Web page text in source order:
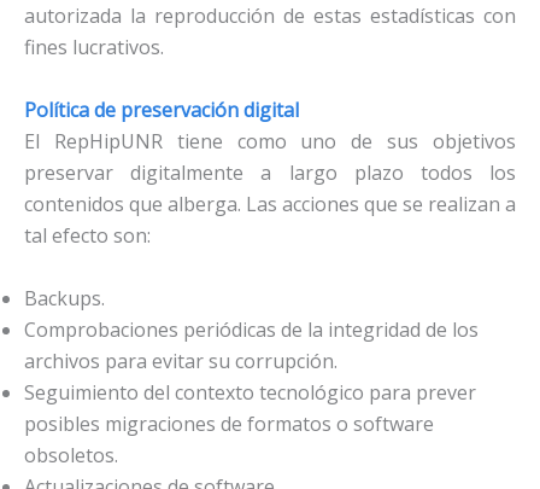
autorizada la reproducción de estas estadísticas con
fines lucrativos.
Política de preservación digital
El RepHipUNR tiene como uno de sus objetivos
preservar digitalmente a largo plazo todos los
contenidos que alberga. Las acciones que se realizan a
tal efecto son:
Backups.
Comprobaciones periódicas de la integridad de los
archivos para evitar su corrupción.
Seguimiento del contexto tecnológico para prever
posibles migraciones de formatos o software
obsoletos.